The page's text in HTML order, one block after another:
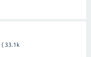
( 33.1k